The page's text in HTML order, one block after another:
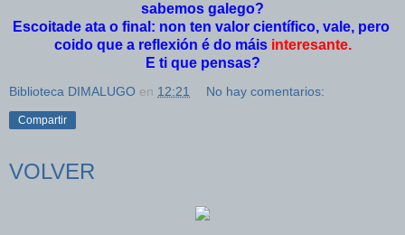
sabemos galego?
Escoitade ata o final: non ten valor científico, vale, pero
coido que a reflexión é do máis interesante.
E ti que pensas?
Biblioteca DIMALUGO en 12:21 No hay comentarios:
Compartir
VOLVER